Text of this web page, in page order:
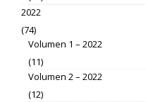
2022
(74)
Volumen 1 – 2022
(11)
Volumen 2 – 2022
(12)